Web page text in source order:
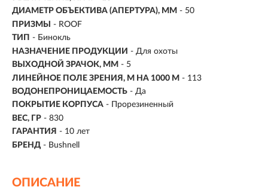
ДИАМЕТР ОБЪЕКТИВА (АПЕРТУРА), ММ - 50
ПРИЗМЫ
- ROOF
ТИП - Бинокль
НАЗНАЧЕНИЕ ПРОДУКЦИИ - Для охоты
ВЫХОДНОЙ ЗРАЧОК, ММ - 5
ЛИНЕЙНОЕ ПОЛЕ ЗРЕНИЯ, М НА 1000 М - 113
ВОДОНЕПРОНИЦАЕМОСТЬ - Да
ПОКРЫТИЕ КОРПУСА - Прорезиненный
ВЕС, ГР - 830
ГАРАНТИЯ - 10 лет
БРЕНД - Bushnell
ОПИСАНИЕ